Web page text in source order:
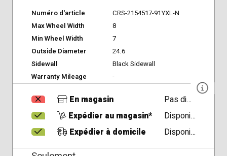
Numéro d'article
CRS-2154517-91YXL-N
Max Wheel Width
8
Min Wheel Width
7
Outside Diameter
24.6
Sidewall
Black Sidewall
Warranty Mileage
-
En magasin
Pas disponible
Expédier au magasin*
Disponible
Expédier à domicile
Disponible